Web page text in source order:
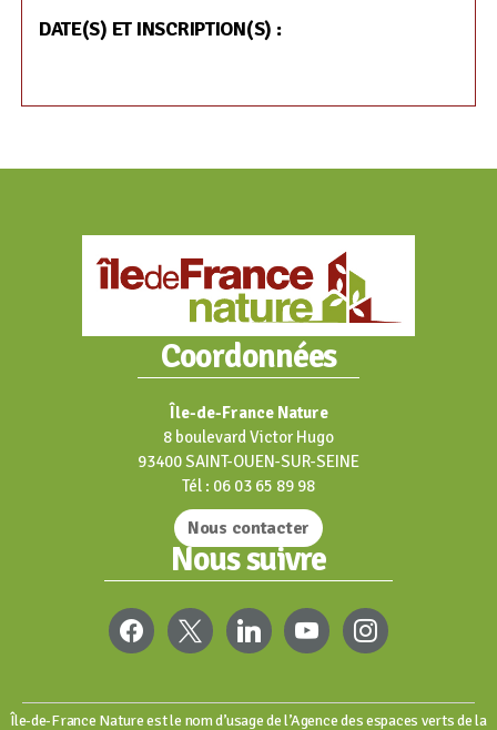
DATE(S) ET INSCRIPTION(S) :
Coordonnées
Île-de-France Nature
8 boulevard Victor Hugo
93400 SAINT-OUEN-SUR-SEINE
Tél : 06 03 65 89 98
Nous contacter
Nous suivre
FACEBOOK
X LINKEDINYOUTUBEINSTAGRAM
Île-de-France Nature est le nom d’usage de l’Agence des espaces verts de la